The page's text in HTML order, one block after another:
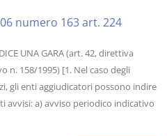
numero 163 art. 224
UNA GARA (art. 42, direttiva
n. 158/1995) [1. Nel caso degli
gli enti aggiudicatori possono indire
avvisi: a) avviso periodico indicativo